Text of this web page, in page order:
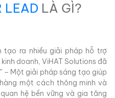
LEAD LÀ GÌ?
tạo ra nhiều giải pháp hỗ trợ
doanh, ViHAT Solutions đã
– Một giải pháp sáng tạo giúp
một cách thông minh và
hệ bền vững và gia tăng